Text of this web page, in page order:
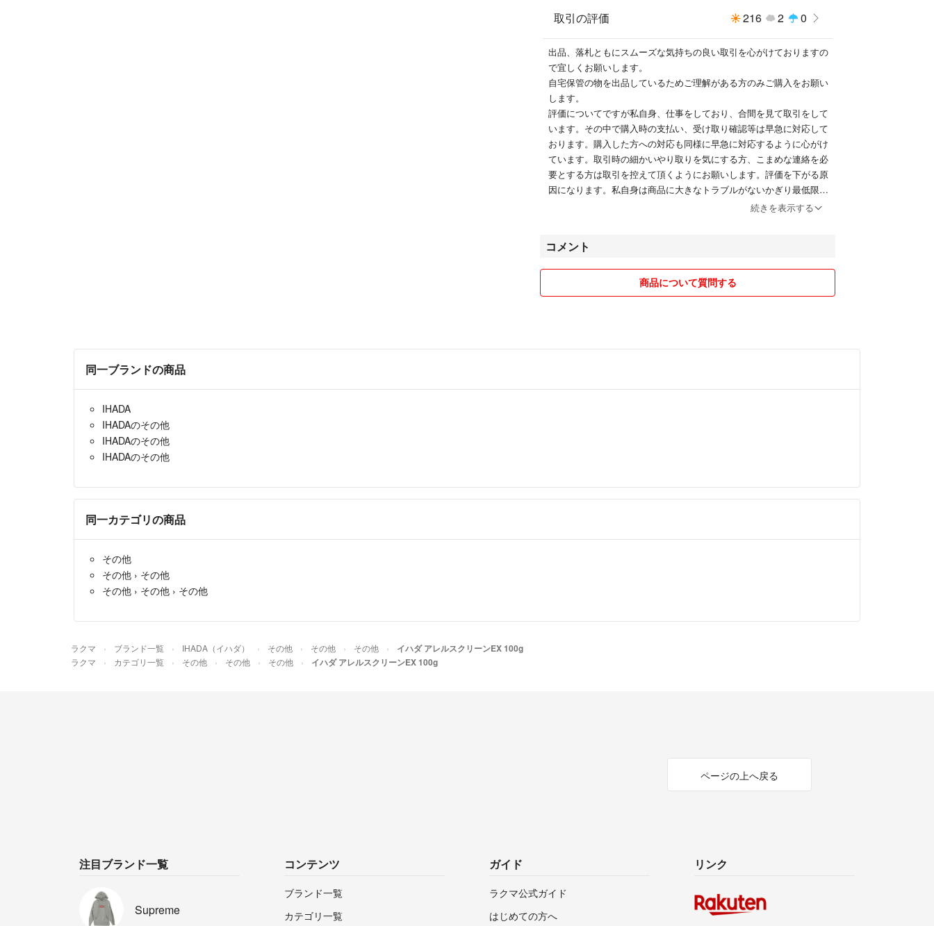
取引の評価 216 2 0
出品、落札ともにスムーズな気持ちの良い取引を心がけておりますの
で宜しくお願いします。
自宅保管の物を出品しているためご理解がある方のみご購入をお願い
します。
評価についてですが私自身、仕事をしており、合間を見て取引をして
います。その中で購入時の支払い、受け取り確認等は早急に対応して
おります。購入した方への対応も同様に早急に対応するように心がけ
ています。取引時の細かいやり取りを気にする方、こまめな連絡を必
要とする方は取引を控えて頂くようにお願いします。評価を下がる原
因になります。私自身は商品に大きなトラブルがないかぎり最低限の
取引メール、通知連絡を早急に対応して頂ければ評価を下げたりしま
仕事をしていますので細かい取引メールを省略し、通知のみの連絡に
なる場合もありますのでご理解の程、宜しくお願いします。
続きを表示する
コメント
商品について質問する
同一ブランドの商品
IHADA
IHADAのその他
IHADAのその他
IHADAのその他
同一カテゴリの商品
その他
その他 › その他
その他 › その他 › その他
ラクマ ブランド一覧 IHADA（イハダ） その他 その他 その他 イハダ アレルスクリーンEX 100g
ラクマ カテゴリ一覧 その他 その他 その他 イハダ アレルスクリーンEX 100g
ページの上へ戻る
注目ブランド一覧
Supreme
コンテンツ
ブランド一覧
カテゴリ一覧
ガイド
ラクマ公式ガイド
はじめての方へ
リンク